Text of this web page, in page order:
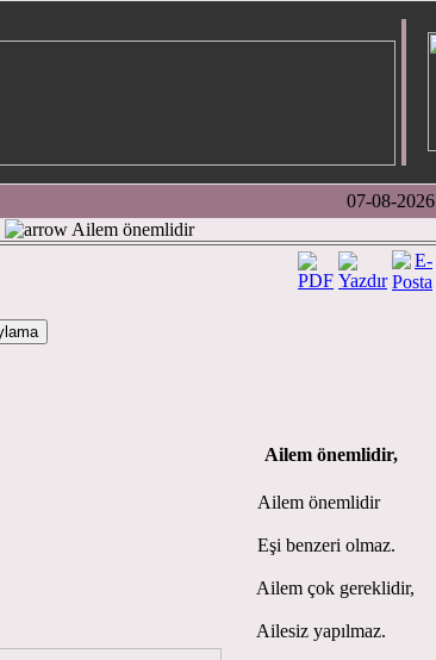
07-08-2026
Ailem önemlidir
Ailem önemlidir,
Ailem önemlidir
Eşi benzeri olmaz.
Ailem çok gereklidir,
Ailesiz yapılmaz.